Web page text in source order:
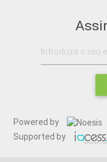
Powered by
Supported by